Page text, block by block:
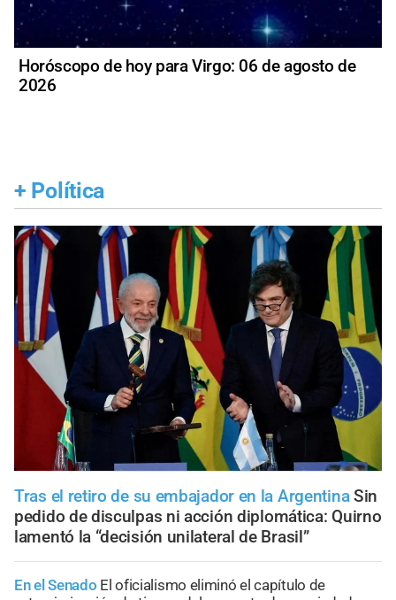
Horóscopo de hoy para Virgo: 06 de agosto de
2026
+ Política
Tras el retiro de su embajador en la Argentina Sin
pedido de disculpas ni acción diplomática: Quirno
lamentó la “decisión unilateral de Brasil”
En el Senado El oficialismo eliminó el capítulo de